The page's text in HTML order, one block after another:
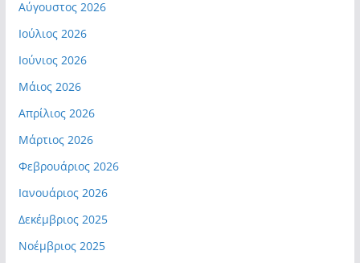
Αύγουστος 2026
Ιούλιος 2026
Ιούνιος 2026
Μάιος 2026
Απρίλιος 2026
Μάρτιος 2026
Φεβρουάριος 2026
Ιανουάριος 2026
Δεκέμβριος 2025
Νοέμβριος 2025